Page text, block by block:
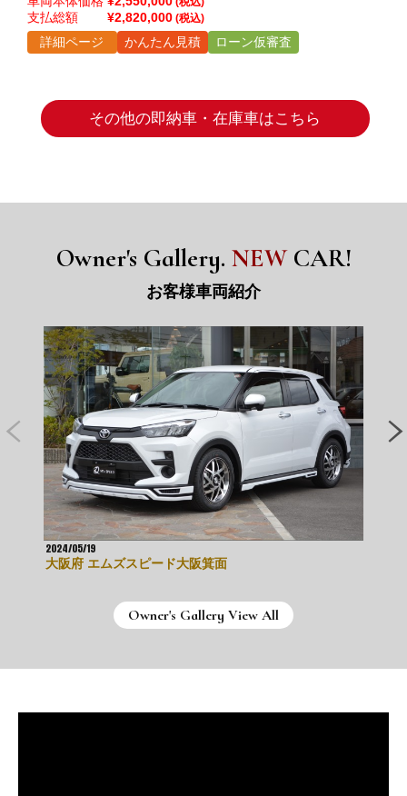
支払総額 ¥2,820,000 (税込)
詳細ページ かんたん見積 ローン仮審査
その他の即納車・在庫車はこちら
Owner's Gallery. NEWCAR!
お客様車両紹介
2024/05/19
大阪府 エムズスピード大阪箕面
Owner's Gallery View All